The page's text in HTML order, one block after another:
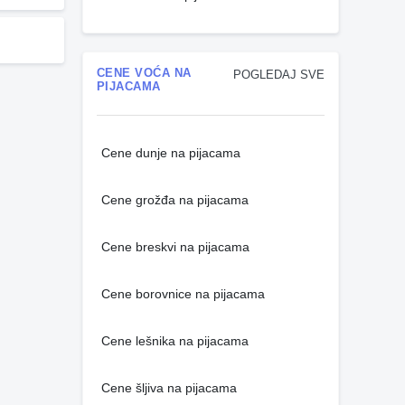
POGLEDAJ SVE
CENE VOĆA NA
PIJACAMA
Cene dunje na pijacama
Cene grožđa na pijacama
Cene breskvi na pijacama
Cene borovnice na pijacama
Cene lešnika na pijacama
Cene šljiva na pijacama